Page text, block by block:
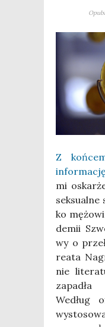
Z
infor­ma­cję
mi
ko
de­mii
wy o
re­ata
nie
zapa­dła
Według